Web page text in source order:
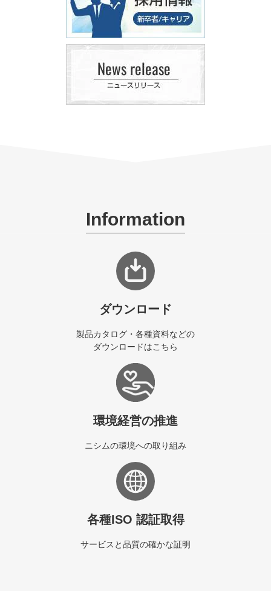
Information
ダウンロード
製品カタログ・各種資料などの
ダウンロードはこちら
環境経営の推進
ニシムの環境への取り組み
各種ISO 認証取得
サービスと品質の確かな証明